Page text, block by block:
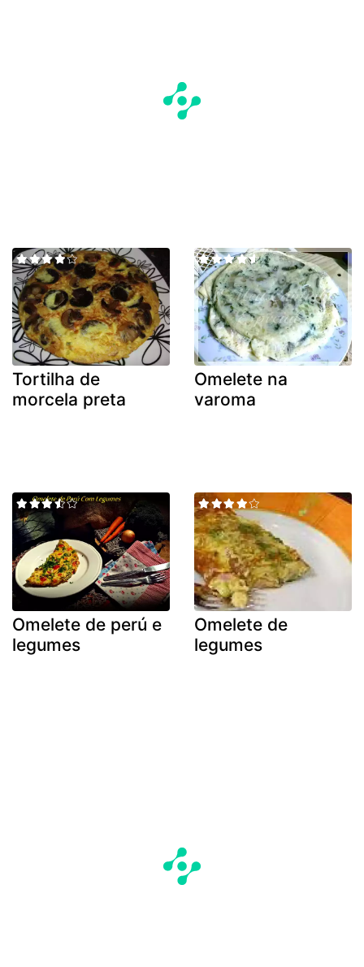
Tortilha de
morcela preta
Omelete na
varoma
Omelete de perú e
legumes
Omelete de
legumes